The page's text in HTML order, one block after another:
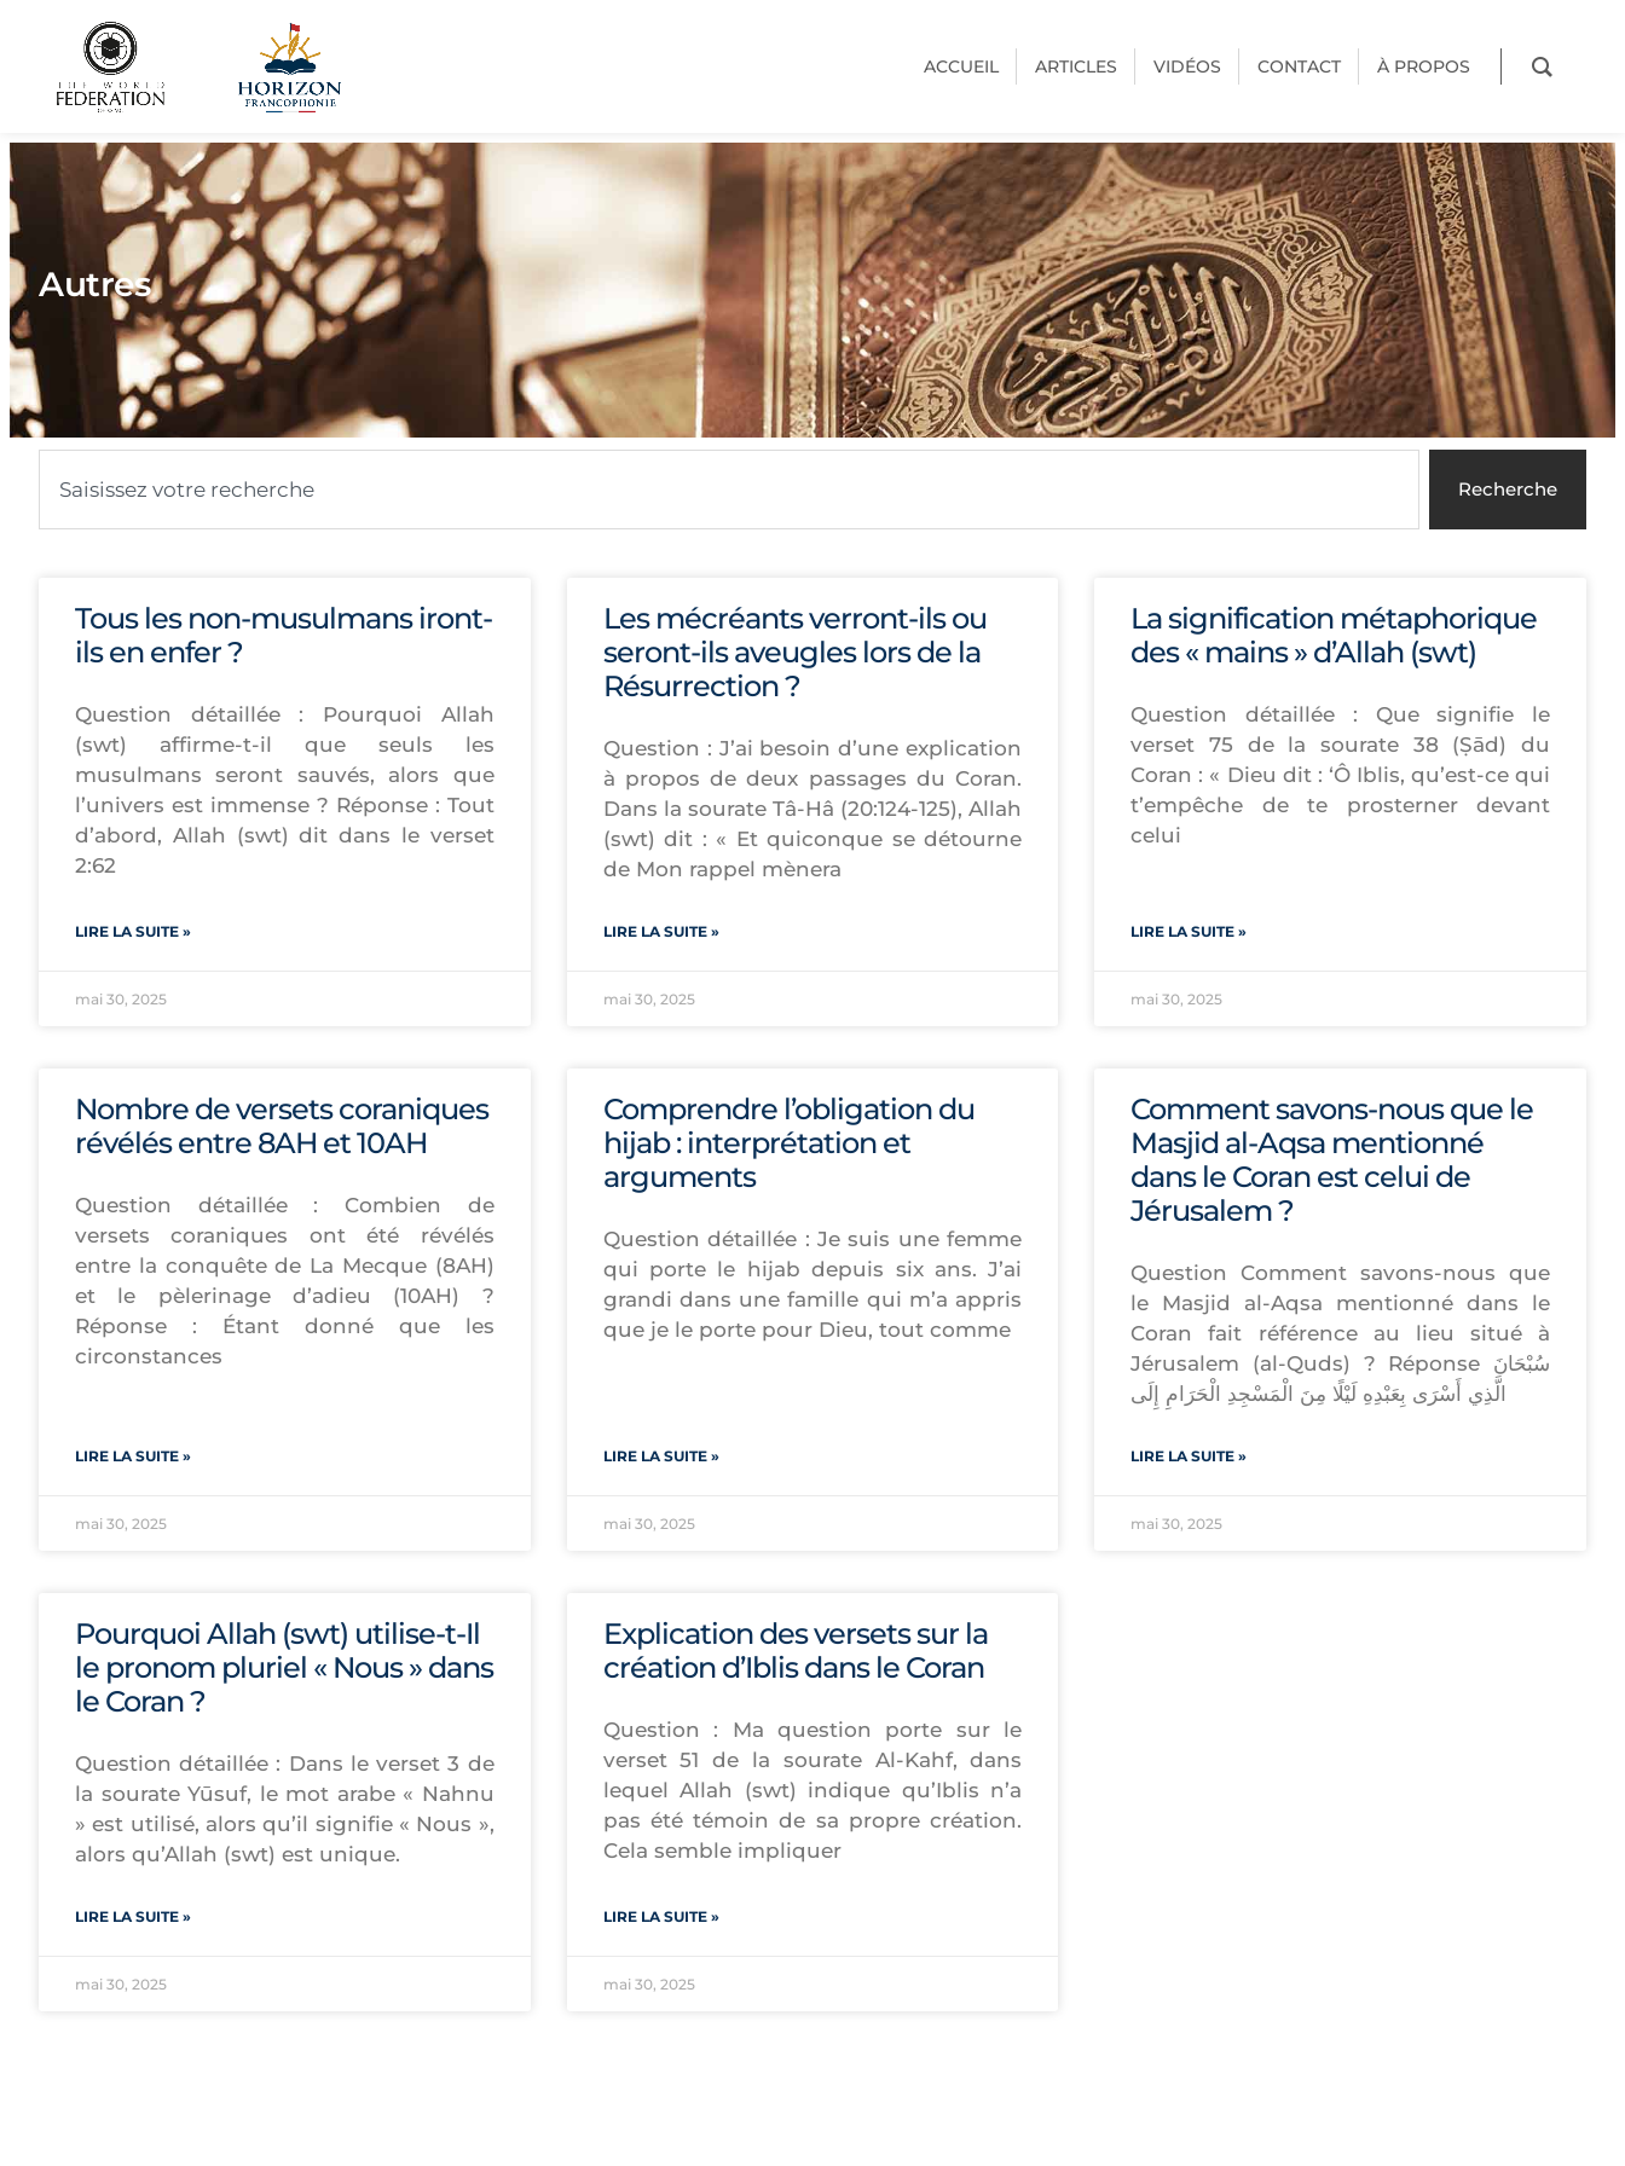
ACCUEIL ARTICLES VIDÉOS CONTACT À PROPOS
Autres
Recherche
Tous les non-musulmans iront-
ils en enfer ?
Question détaillée : Pourquoi Allah
(swt) affirme-t-il que seuls les
musulmans seront sauvés, alors que
l’univers est immense ? Réponse : Tout
d’abord, Allah (swt) dit dans le verset
2:62
LIRE LA SUITE »
mai 30, 2025
Les mécréants verront-ils ou
seront-ils aveugles lors de la
Résurrection ?
Question : J’ai besoin d’une explication
à propos de deux passages du Coran.
Dans la sourate Tâ-Hâ (20:124-125), Allah
(swt) dit : « Et quiconque se détourne
de Mon rappel mènera
LIRE LA SUITE »
mai 30, 2025
La signification métaphorique
des « mains » d’Allah (swt)
Question détaillée : Que signifie le
verset 75 de la sourate 38 (Ṣād) du
Coran : « Dieu dit : ‘Ô Iblis, qu’est-ce qui
t’empêche de te prosterner devant
celui
LIRE LA SUITE »
mai 30, 2025
Nombre de versets coraniques
révélés entre 8AH et 10AH
Question détaillée : Combien de
versets coraniques ont été révélés
entre la conquête de La Mecque (8AH)
et le pèlerinage d’adieu (10AH) ?
Réponse : Étant donné que les
circonstances
LIRE LA SUITE »
mai 30, 2025
Comprendre l’obligation du
hijab : interprétation et
arguments
Question détaillée : Je suis une femme
qui porte le hijab depuis six ans. J’ai
grandi dans une famille qui m’a appris
que je le porte pour Dieu, tout comme
LIRE LA SUITE »
mai 30, 2025
Comment savons-nous que le
Masjid al-Aqsa mentionné
dans le Coran est celui de
Jérusalem ?
Question Comment savons-nous que
le Masjid al-Aqsa mentionné dans le
Coran fait référence au lieu situé à
Jérusalem (al-Quds) ? Réponse سُبْحَانَ
الَّذِي أَسْرَى بِعَبْدِهِ لَيْلًا مِنَ الْمَسْجِدِ الْحَرَامِ إِلَى
LIRE LA SUITE »
mai 30, 2025
Pourquoi Allah (swt) utilise-t-Il
le pronom pluriel « Nous » dans
le Coran ?
Question détaillée : Dans le verset 3 de
la sourate Yūsuf, le mot arabe « Nahnu
» est utilisé, alors qu’il signifie « Nous »,
alors qu’Allah (swt) est unique.
LIRE LA SUITE »
mai 30, 2025
Explication des versets sur la
création d’Iblis dans le Coran
Question : Ma question porte sur le
verset 51 de la sourate Al-Kahf, dans
lequel Allah (swt) indique qu’Iblis n’a
pas été témoin de sa propre création.
Cela semble impliquer
LIRE LA SUITE »
mai 30, 2025